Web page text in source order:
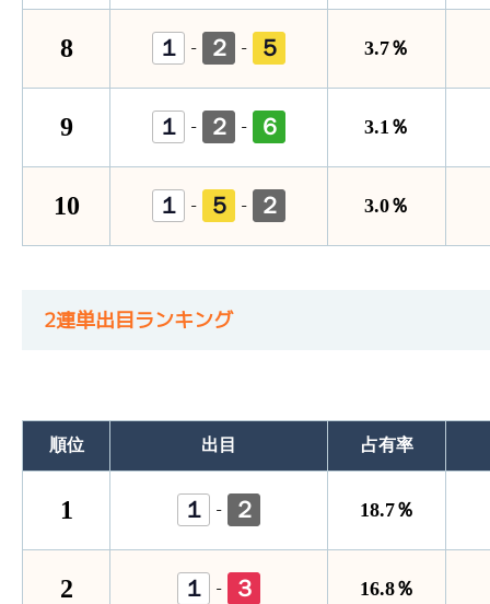
8 １ - ２ - ５ 3.7％
9 １ - ２ - ６ 3.1％
10 １ - ５ - ２ 3.0％
2連単出目ランキング
順位 出目 占有率
1 １ - ２ 18.7％
2 １ - ３ 16.8％